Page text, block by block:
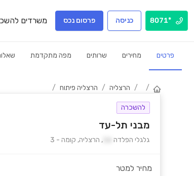
*8071 כניסה פרסום נכס משרדים
פרטים מחירים שרותים מפה מתקדמת
/
/ הרצליה / הרצליה פיתוח /
להשכרה
מבני תל-עד
גלגלי הפלדה , הרצליה, קומה -
3
מחיר למטר